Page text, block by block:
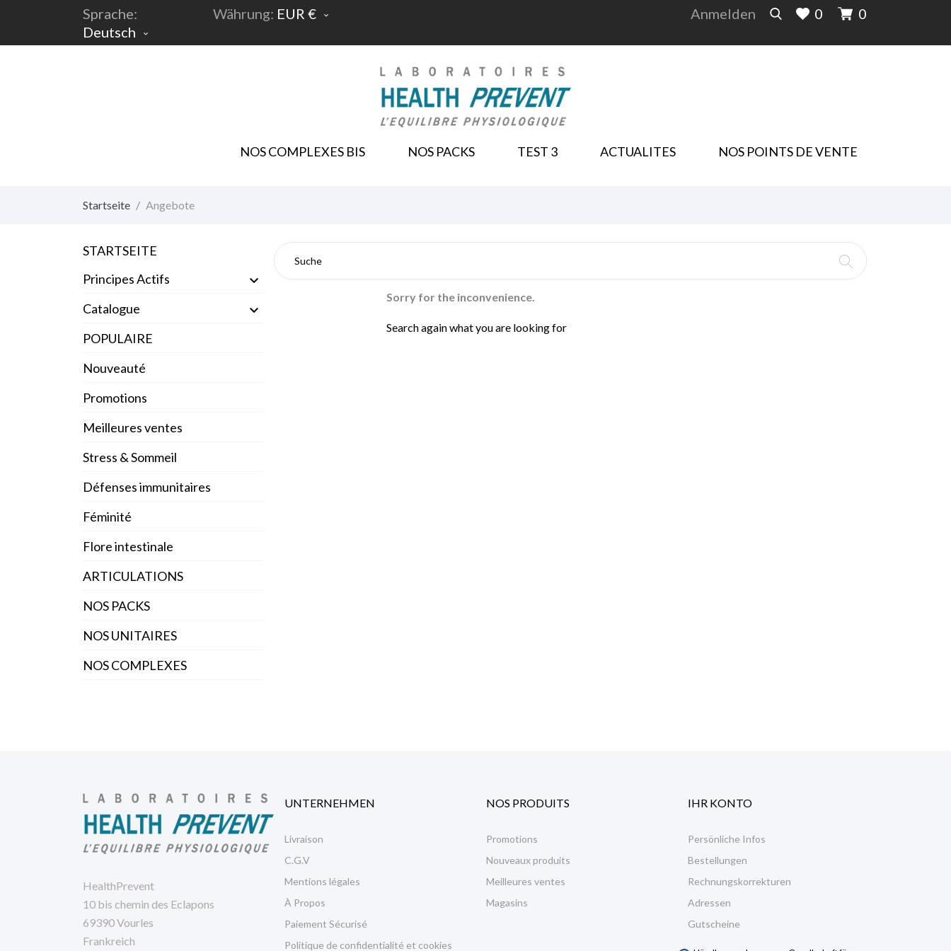
Sprache:
Deutsch

Währung: EUR €  Anmelden 0 0
NOS COMPLEXES BIS NOS PACKS TEST 3 ACTUALITES NOS POINTS DE VENTE
Startseite Angebote
STARTSEITE
Principes Actifs

Catalogue 
POPULAIRE
Nouveauté
Promotions
Meilleures ventes
Stress & Sommeil
Défenses immunitaires
Féminité
Flore intestinale
ARTICULATIONS
NOS PACKS
NOS UNITAIRES
NOS COMPLEXES
ANGEBOTE
Sorry for the inconvenience.
Search again what you are looking for
HealthPrevent
10 bis chemin des Eclapons
69390 Vourles
Frankreich
UNTERNEHMEN
Livraison
C.G.V
Mentions légales
À Propos
Paiement Sécurisé
Politique de confidentialité et cookies
NOS PRODUITS
Promotions
Nouveaux produits
Meilleures ventes
Magasins
IHR KONTO
Persönliche Infos
Bestellungen
Rechnungskorrekturen
Adressen
Gutscheine